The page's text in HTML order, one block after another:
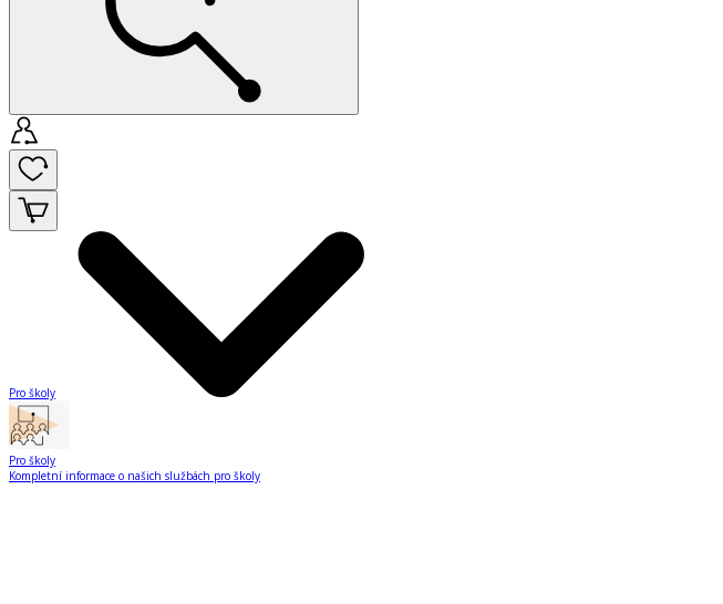
Pro školy
Pro školy
Kompletní informace o našich službách pro školy